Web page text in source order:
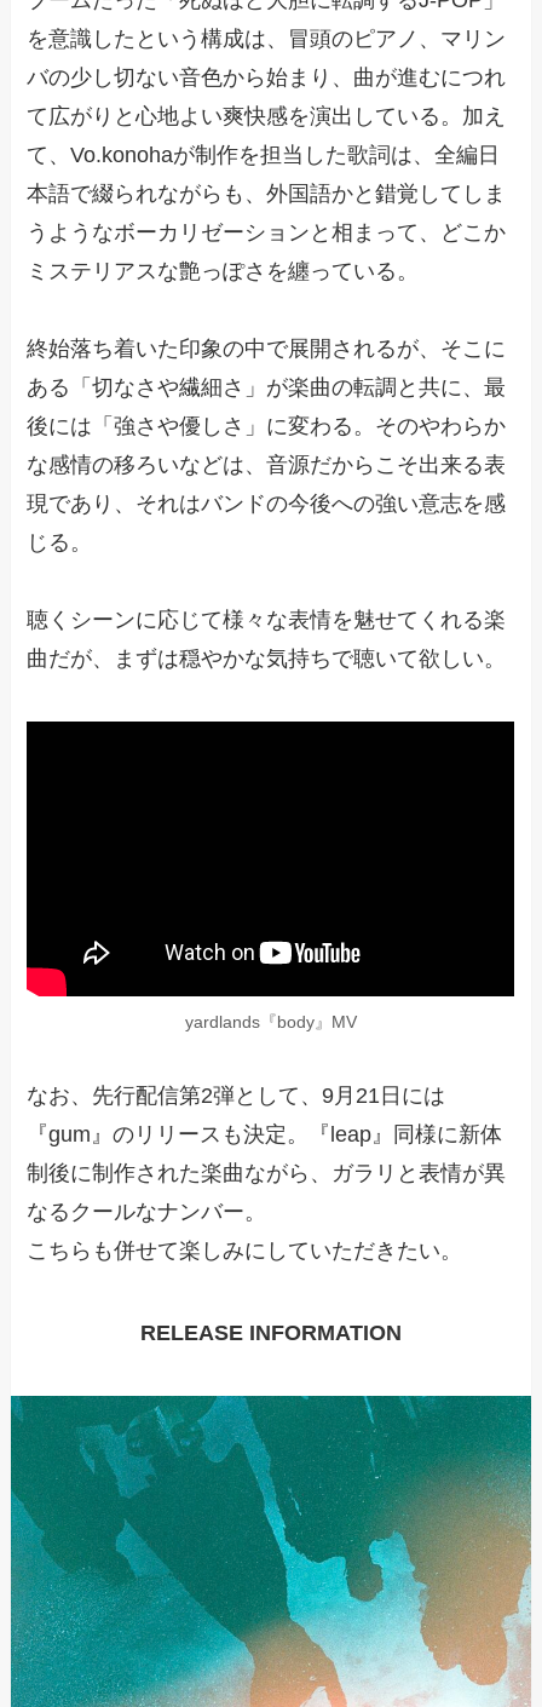
を意識したという構成は、冒頭のピアノ、マリン
バの少し切ない音色から始まり、曲が進むにつれ
て広がりと心地よい爽快感を演出している。加え
て、Vo.konohaが制作を担当した歌詞は、全編日
本語で綴られながらも、外国語かと錯覚してしま
うようなボーカリゼーションと相まって、どこか
ミステリアスな艶っぽさを纏っている。
終始落ち着いた印象の中で展開されるが、そこに
ある「切なさや繊細さ」が楽曲の転調と共に、最
後には「強さや優しさ」に変わる。そのやわらか
な感情の移ろいなどは、音源だからこそ出来る表
現であり、それはバンドの今後への強い意志を感
じる。
聴くシーンに応じて様々な表情を魅せてくれる楽
曲だが、まずは穏やかな気持ちで聴いて欲しい。
yardlands『body』MV
なお、先行配信第2弾として、9月21日には
『gum』のリリースも決定。『leap』同様に新体
制後に制作された楽曲ながら、ガラリと表情が異
なるクールなナンバー。
こちらも併せて楽しみにしていただきたい。
RELEASE INFORMATION